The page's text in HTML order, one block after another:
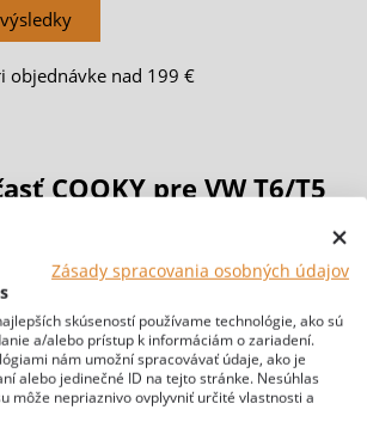
objednávke nad 199 €
COOKY pre VW T6/T5
Zásady spracovania osobných údajov
skúseností používame technológie, ako sú
a/alebo prístup k informáciám o zariadení.
nám umožní spracovávať údaje, ako je
alebo jedinečné ID na tejto stránke. Nesúhlas
môže nepriaznivo ovplyvniť určité vlastnosti a